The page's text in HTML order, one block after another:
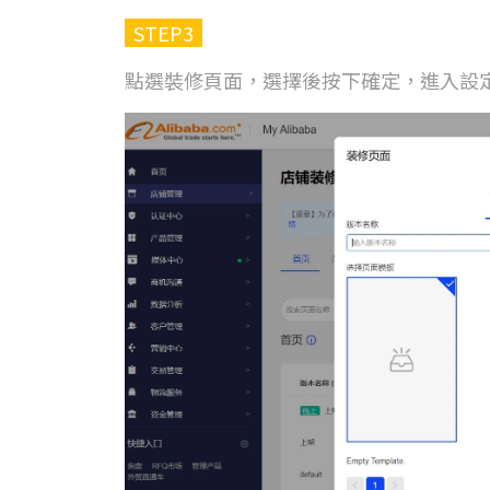
STEP3
點選裝修頁面，選擇後按下確定，進入設